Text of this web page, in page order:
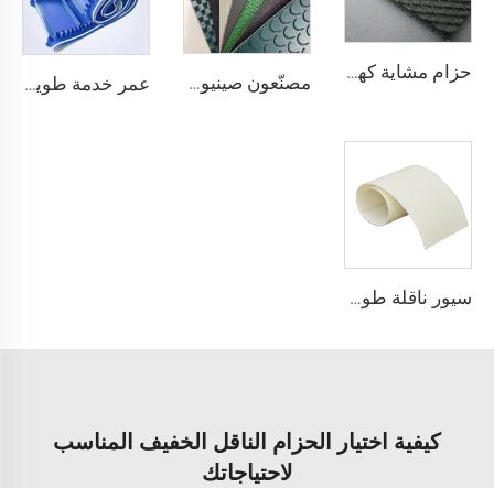
حزام مشاية كهربائية من البلاستيك PVC عالي الجودة من مورد صيني، ناعم وهادئ ومطاطي ويظل مستقرًا ومقاومًا للانزلاق مصنّعون صينيون لمصانع التصنيع حسب الطلب لأنواع pu وpvc وpvk من أحزمة النقل البوليسترية عمر خدمة طويل، فعّال من حيث التكلفة، جودة صينية، حزام ناقل بسمك 3.1 مم على شكل لفافة، PVC بسمك 3.5 مم، حزام ناقل أبيض لا نهائي للاستخدام في الصناعات الغذائية
سيور ناقلة طويلة الأمد بسماكة 1.5 مم و6 مم متوفرة، سيور بو مصنوعة من مواد صالحة للأغذية
كيفية اختيار الحزام الناقل الخفيف المناسب
لاحتياجاتك